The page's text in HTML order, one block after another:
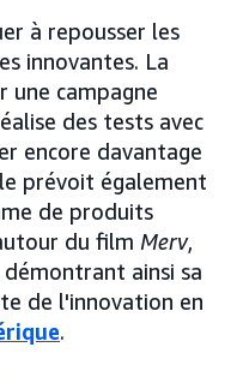
à repousser les
innovantes. La
une campagne
des tests avec
encore davantage
prévoit également
de produits
du film Merv,
ainsi sa
de l'innovation en
.